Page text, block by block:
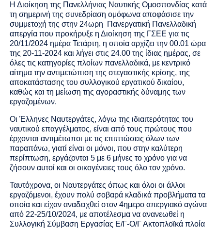
Η Διοίκηση της Πανελλήνιας Ναυτικής Ομοσπονδίας κατά
τη σημερινή της συνεδρίαση ομόφωνα αποφάσισε την
συμμετοχή της στην 24ωρη Πανεργατική Πανελλαδική
απεργία που προκήρυξε η Διοίκηση της ΓΣΕΕ για τις
20/11/2024 ημέρα Τετάρτη, η οποία αρχίζει την 00.01 ώρα
της 20-11-2024 και λήγει στις 24.00 της ίδιας ημέρας, σε
όλες τις κατηγορίες πλοίων πανελλαδικά, με κεντρικό
αίτημα την αντιμετώπιση της στεγαστικής κρίσης, της
αποκατάστασης του συλλογικού εργατικού δικαίου,
καθώς και τη μείωση της αγοραστικής δύναμης των
εργαζομένων.
Οι Έλληνες Ναυτεργάτες, λόγω της ιδιαιτερότητας του
ναυτικού επαγγέλματος, είναι από τους πρώτους που
έρχονται αντιμέτωποι με τις επιπτώσεις όλων των
παραπάνω, γιατί είναι οι μόνοι, που στην καλύτερη
περίπτωση, εργάζονται 5 με 6 μήνες το χρόνο για να
ζήσουν αυτοί και οι οικογένειες τους όλο τον χρόνο.
Ταυτόχρονα, οι Ναυτεργάτες όπως και όλοι οι άλλοι
εργαζόμενοι, έχουν πολύ σοβαρά κλαδικά προβλήματα τα
οποία και είχαν αναδειχθεί στον 4ημερο απεργιακό αγώνα
από 22-25/10/2024, με αποτέλεσμα να ανανεωθεί η
Συλλογική Σύμβαση Εργασίας Ε/Γ-Ο/Γ Ακτοπλοϊκά πλοία